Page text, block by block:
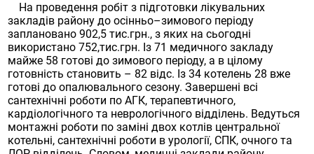
На проведення робіт з підготовки лікувальних
закладів району до осінньо–зимового періоду
заплановано 902,5 тис.грн., з яких на сьогодні
використано 752,тис.грн. Із 71 медичного закладу
майже 58 готові до зимового періоду, а в цілому
готовність становить – 82 відс. Із 34 котелень 28 вже
готові до опалювального сезону. Завершені всі
сантехнічні роботи по АГК, терапевтичного,
кардіологічного та неврологічного відділень. Ведуться
монтажні роботи по заміні двох котлів центральної
котельні, сантехнічні роботи в урології, СПК, очного та